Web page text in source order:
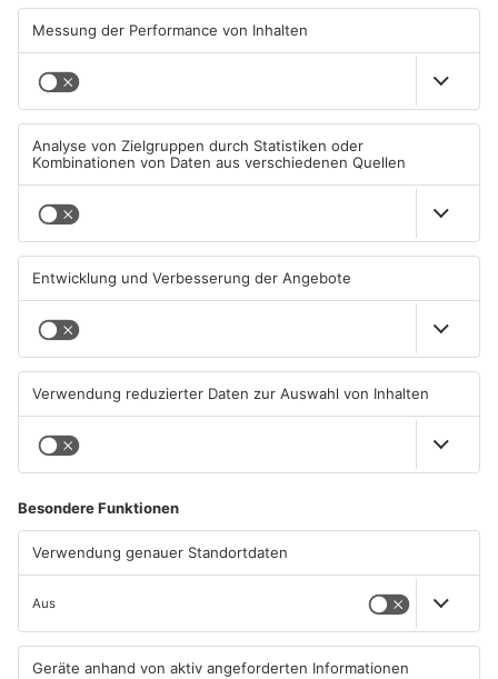
AB: Sperrmüllpresse brennt
auf Recyclinghof
01.08.2026, 14:33 UHR IN
ASCHAFFENBURG
AB: Aktion "Bewegung im
Park" startet
01.08.2026, 08:28 UHR IN